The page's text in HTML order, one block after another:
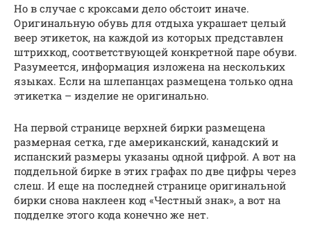
Но в случае с кроксами дело обстоит иначе.
Оригинальную обувь для отдыха украшает целый
веер этикеток, на каждой из которых представлен
штрихкод, соответствующей конкретной паре обуви.
Разумеется, информация изложена на нескольких
языках. Если на шлепанцах размещена только одна
этикетка – изделие не оригинально.
На первой странице верхней бирки размещена
размерная сетка, где американский, канадский и
испанский размеры указаны одной цифрой. А вот на
поддельной бирке в этих графах по две цифры через
слеш. И еще на последней странице оригинальной
бирки снова наклеен код «Честный знак», а вот на
подделке этого кода конечно же нет.